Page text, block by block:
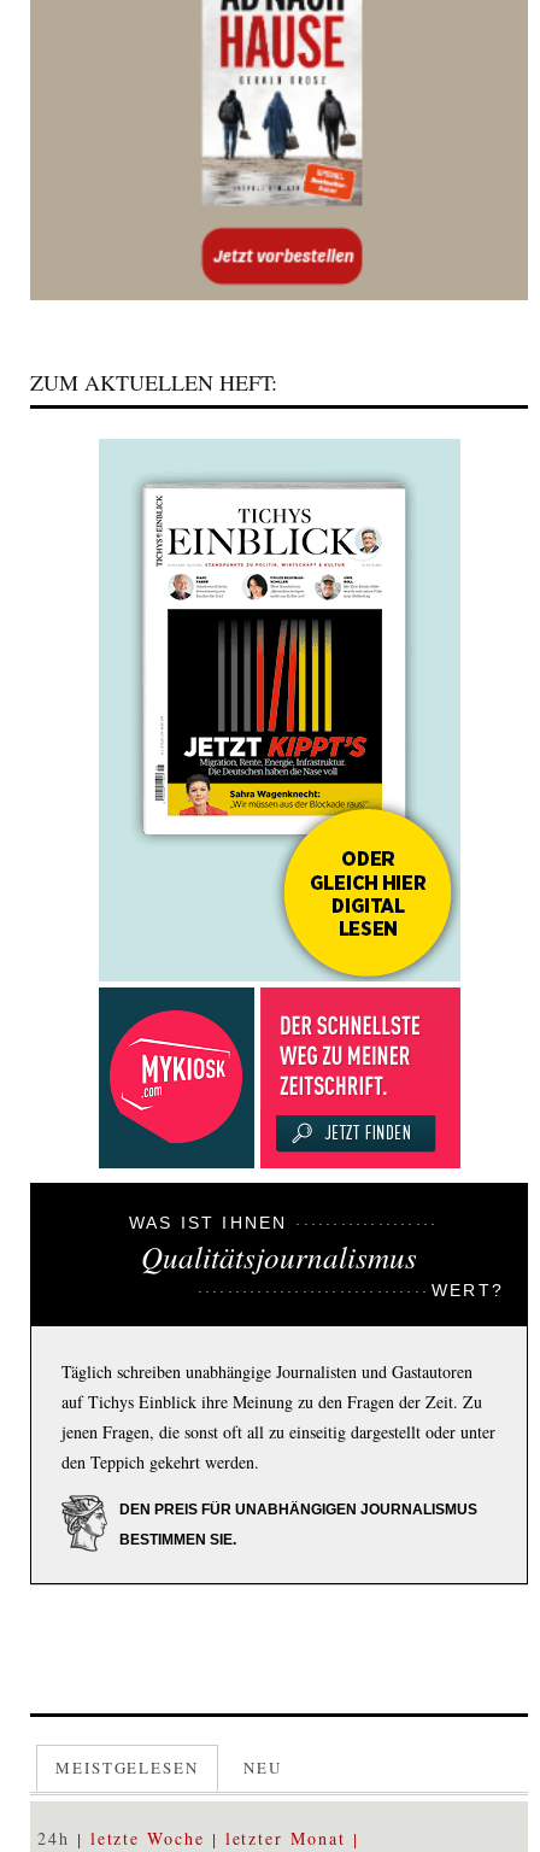
ZUM AKTUELLEN HEFT:
WAS IST IHNEN
Qualitätsjournalismus
WERT?
Täglich schreiben unabhängige Journalisten und Gastautoren
auf Tichys Einblick ihre Meinung zu den Fragen der Zeit. Zu
jenen Fragen, die sonst oft all zu einseitig dargestellt oder unter
den Teppich gekehrt werden.
DEN PREIS FÜR UNABHÄNGIGEN JOURNALISMUS
BESTIMMEN SIE.
MEISTGELESEN NEU
24h letzte Woche letzter Monat